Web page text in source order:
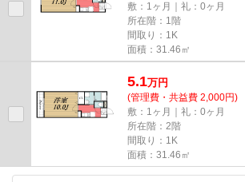
敷：1ヶ月｜礼：0ヶ月
所在階：1階
間取り：1K
面積：31.46㎡
5.1万円
(管理費・共益費 2,000円)
敷：1ヶ月｜礼：0ヶ月
所在階：2階
間取り：1K
面積：31.46㎡